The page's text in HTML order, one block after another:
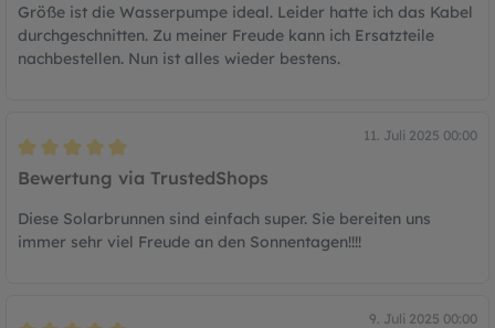
Größe ist die Wasserpumpe ideal. Leider hatte ich das Kabel
durchgeschnitten. Zu meiner Freude kann ich Ersatzteile
nachbestellen. Nun ist alles wieder bestens.
11. Juli 2025 00:00
Bewertung mit 5 von 5 Sternen
Bewertung via TrustedShops
Diese Solarbrunnen sind einfach super. Sie bereiten uns
immer sehr viel Freude an den Sonnentagen!!!!
9. Juli 2025 00:00